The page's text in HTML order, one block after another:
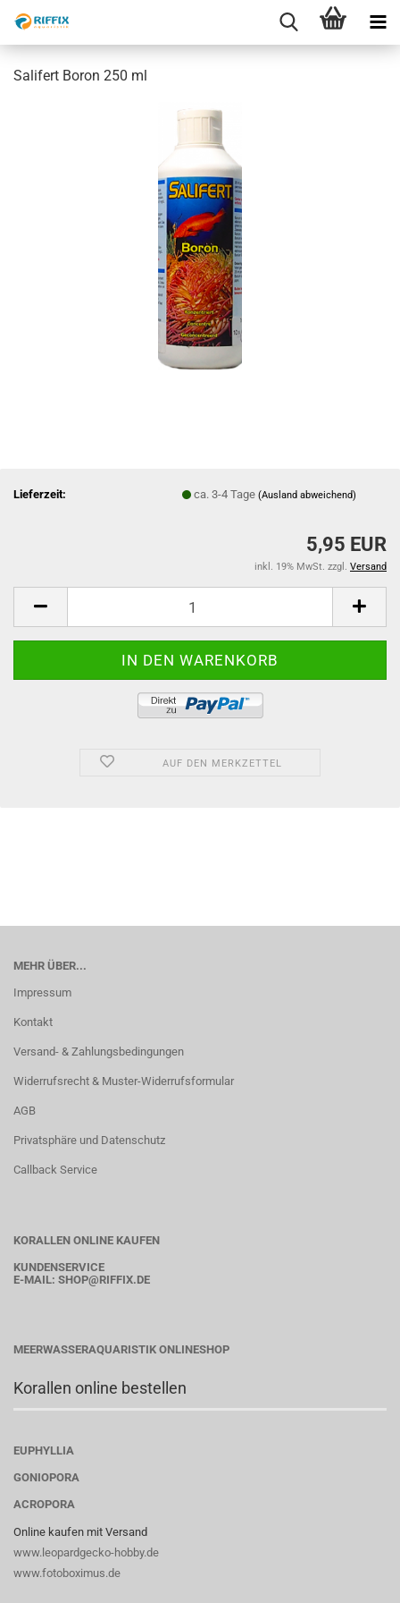
Salifert Boron 250 ml
Lieferzeit: ca. 3-4 Tage(Ausland abweichend)
5,95 EUR
inkl. 19% MwSt. zzgl. Versand
AUF DEN MERKZETTEL
MEHR ÜBER...
Impressum
Kontakt
Versand- & Zahlungsbedingungen
Widerrufsrecht & Muster-Widerrufsformular
AGB
Privatsphäre und Datenschutz
Callback Service
KORALLEN ONLINE KAUFEN
KUNDENSERVICE
E-MAIL: SHOP@RIFFIX.DE
MEERWASSERAQUARISTIK ONLINESHOP
Korallen online bestellen
EUPHYLLIA
GONIOPORA
ACROPORA
Online kaufen mit Versand
www.leopardgecko-hobby.de
www.fotoboximus.de